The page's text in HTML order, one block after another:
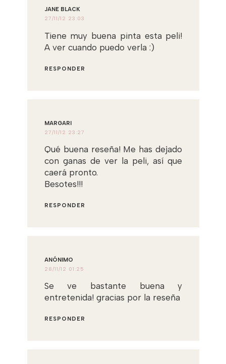
JANE BLACK
27/11/12 23:03
Tiene muy buena pinta esta peli!
A ver cuando puedo verla :)
RESPONDER
MARGARI
27/11/12 23:27
Qué buena reseña! Me has dejado
con ganas de ver la peli, así que
caerá pronto.
Besotes!!!
RESPONDER
ANÓNIMO
28/11/12 01:25
Se ve bastante buena y
entretenida! gracias por la reseña
RESPONDER